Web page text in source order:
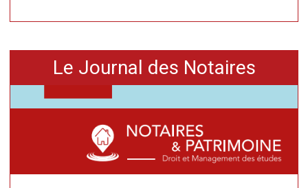
Le Journal des Notaires